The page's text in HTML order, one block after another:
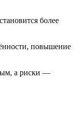
более
повышение
а риски —